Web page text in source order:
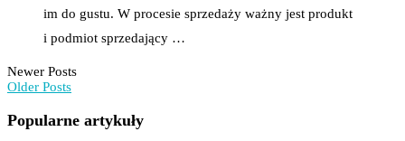
im do gustu. W procesie sprzedaży ważny jest produkt
i podmiot sprzedający …
Newer Posts
Older Posts
Popularne artykuły